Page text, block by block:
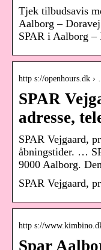
Tjek tilbudsavis
Aalborg –
SPAR i Aalborg –
http s://openhours.dk ›
SPAR
adresse,
SPAR Vejgaard,
åbningstider. …
9000 Aalborg.
SPAR Vejgaard,
http s://
Spar